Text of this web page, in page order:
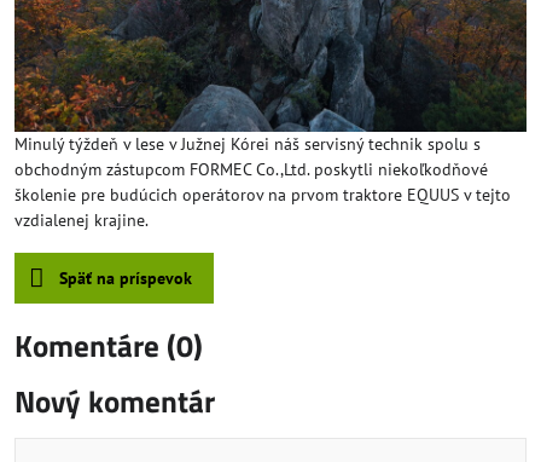
Minulý týždeň v lese v Južnej Kórei náš servisný technik spolu s
obchodným zástupcom FORMEC Co.,Ltd. poskytli niekoľkodňové
školenie pre budúcich operátorov na prvom traktore EQUUS v tejto
vzdialenej krajine.
Späť na príspevok
Komentáre (0)
Nový komentár